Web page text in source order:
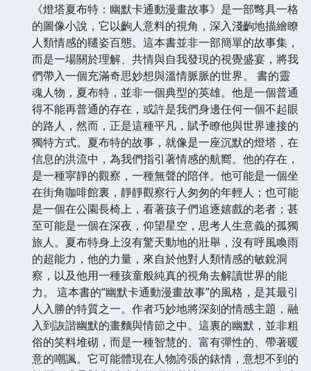
《燈塔夏布特：幽默卡通動漫畫故事》是一部彆具一格
的圖像小說，它以齣人意料的視角，深入淺齣地描繪瞭
人類情感的韆姿百態。這本書並非一部簡單的故事集，
而是一場關於理解、共情與自我發現的視覺盛宴，將我
們帶入一個充滿奇思妙想與溫情脈脈的世界。 書的靈
魂人物，夏布特，並非一個典型的英雄。他是一個普通
得不能再普通的存在，或許是我們身邊任何一個不起眼
的路人，然而，正是這種平凡，賦予瞭他與世界連接的
獨特方式。夏布特的故事，就像是一座沉默的燈塔，在
信息的洪流中，為我們指引著情感的航嚮。他的存在，
是一種寜靜的觀察，一種無聲的陪伴。他可能是一個坐
在街角咖啡館裏，靜靜觀察行人匆匆的年輕人；也可能
是一個在公園長椅上，看著孩子們追逐嬉戲的老者；甚
至可能是一個在深夜，仰望星空，思考人生意義的孤獨
旅人。夏布特身上沒有驚天動地的壯舉，沒有呼風喚雨
的超能力，他的力量，來自於他對人類情感的敏銳洞
察，以及他用一種孩童般純真的視角去解讀世界的能
力。 這本書的“幽默卡通動漫畫故事”的風格，是其最引
人入勝的特質之一。作者巧妙地將深刻的情感主題，融
入到詼諧幽默的畫麵與情節之中。這裏的幽默，並非粗
俗的笑料堆砌，而是一種智慧的、富有彈性的、帶著暖
意的嘲諷。它可能體現在人物誇張的錶情，意想不到的